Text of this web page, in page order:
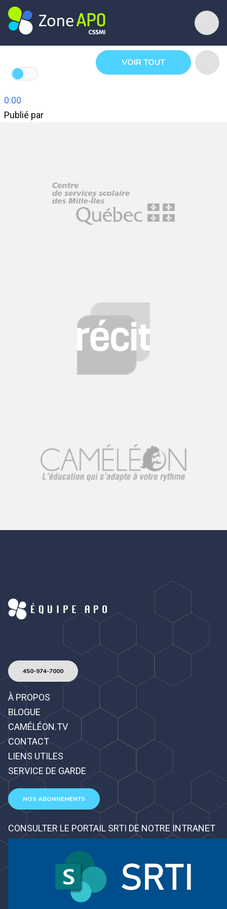
VOIR TOUT
0:00
Publié par
450-974-7000
À PROPOS
BLOGUE
CAMÉLÉON.TV
CONTACT
LIENS UTILES
SERVICE DE GARDE
NOS ABONNEMENTS
CONSULTER LE PORTAIL SRTI DE NOTRE INTRANET